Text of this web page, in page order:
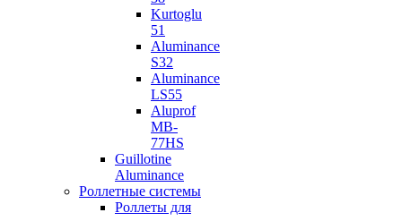
Kurtoglu
51
Aluminance
S32
Aluminance
LS55
Aluprof
MB-
77HS
Guillotine
Aluminance
Роллетные системы
Роллеты для